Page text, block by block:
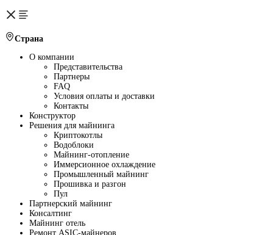
Страна
О компании
Представительства
Партнеры
FAQ
Условия оплаты и доставки
Контакты
Конструктор
Решения для майнинга
Криптокотлы
Водоблоки
Майнинг-отопление
Иммерсионное охлаждение
Промышленный майнинг
Прошивка и разгон
Пул
Партнерский майнинг
Консалтинг
Майнинг отель
Ремонт ASIC-майнеров